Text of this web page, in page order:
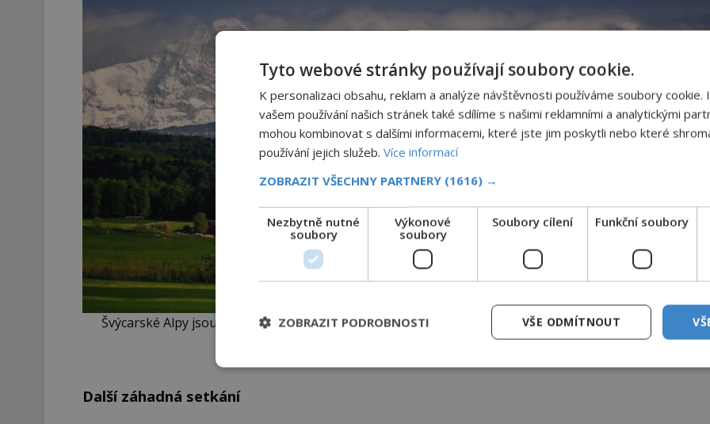
Švýcarské Alpy jsou již dlouhou dobu v hledáčku „lovců UFO“. Záhadné události z roku 1971 do jejich
Další záhadná setkání
Tyto webové stránky používají soubory cookie.
K personalizaci obsahu, reklam a analýze návštěvnosti používáme soubory cookie.
vašem používání našich stránek také sdílíme s našimi reklamními a analytickými
mohou kombinovat s dalšími informacemi, které jste jim poskytli nebo které
používání jejich služeb. Více informací
ZOBRAZIT VŠECHNY PARTNERY (1616) →
Nezbytně nutné
soubory
Výkonové
soubory
Soubory cílení Funkční soubory
VŠE ODMÍTNOUT
ZOBRAZIT PODROBNOSTI